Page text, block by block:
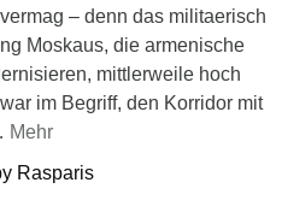
– denn das militaerisch
Moskaus, die armenische
mittlerweile hoch
im Begriff, den Korridor mit
Mehr
Rasparis